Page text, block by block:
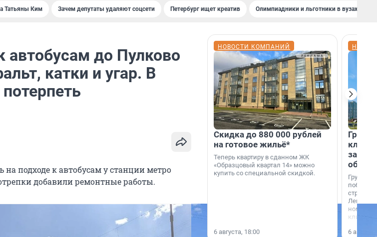
Татьяны Ким Зачем депутаты удаляют соцсети Петербург ищет креатив Олимпиадники и льготники в вузах СПб
до Пулково
катки и угар. В
на подходе к автобусам у станции метро
добавили ремонтные работы.
НОВОСТИ КОМПАНИЙ
Скидка до 880 000 рублей
на готовое жильё*
Теперь квартиру в сданном ЖК
«Образцовый квартал 14» можно
купить со специальной скидкой.
6 августа, 18:00
Группа
области».
6